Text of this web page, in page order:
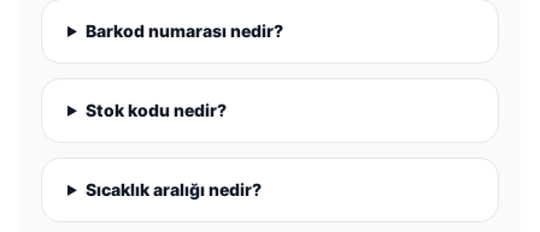
Barkod numarası nedir?
Stok kodu nedir?
Sıcaklık aralığı nedir?